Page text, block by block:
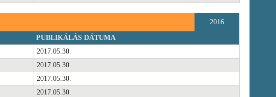
2016
PUBLIKÁLÁS DÁTUMA
2017.05.30.
2017.05.30.
2017.05.30.
2017.05.30.